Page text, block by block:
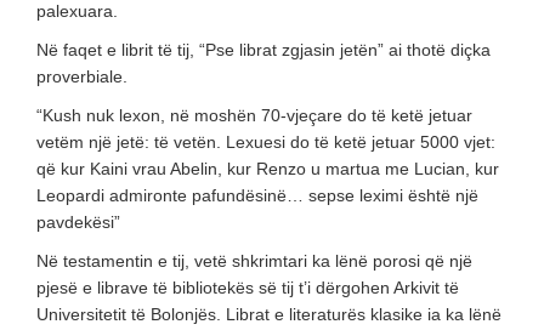
palexuara.
Në faqet e librit të tij, “Pse librat zgjasin jetën” ai thotë diçka
proverbiale.
“Kush nuk lexon, në moshën 70-vjeçare do të ketë jetuar
vetëm një jetë: të vetën. Lexuesi do të ketë jetuar 5000 vjet:
që kur Kaini vrau Abelin, kur Renzo u martua me Lucian, kur
Leopardi admironte pafundësinë… sepse leximi është një
pavdekësi”
Në testamentin e tij, vetë shkrimtari ka lënë porosi që një
pjesë e librave të bibliotekës së tij t’i dërgohen Arkivit të
Universitetit të Bolonjës. Librat e literaturës klasike ia ka lënë